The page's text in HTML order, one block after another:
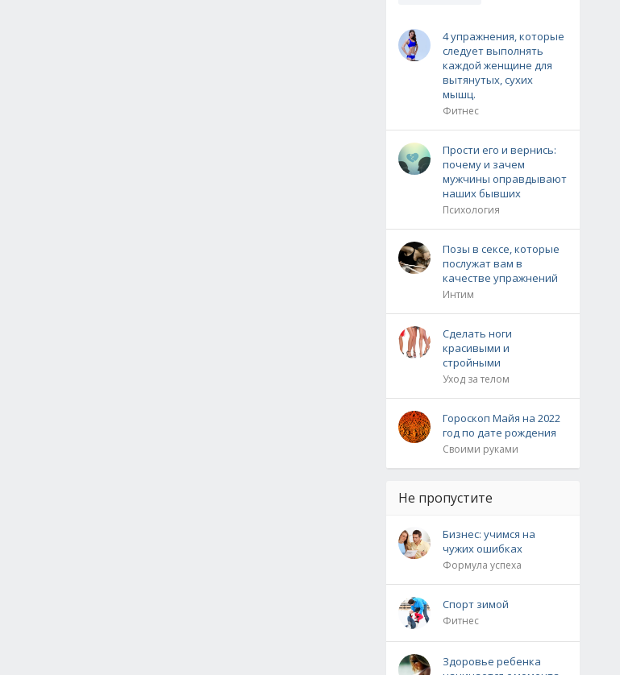
4 упражнения, которые
следует выполнять
каждой женщине для
вытянутых, сухих
мышц.
Фитнес
Прости его и вернись:
почему и зачем
мужчины оправдывают
наших бывших
Психология
Позы в сексе, которые
послужат вам в
качестве упражнений
Интим
Сделать ноги
красивыми и
стройными
Уход за телом
Гороскоп Майя на 2022
год по дате рождения
Своими руками
Не пропустите
Бизнес: учимся на
чужих ошибках
Формула успеха
Спорт зимой
Фитнес
Здоровье ребенка